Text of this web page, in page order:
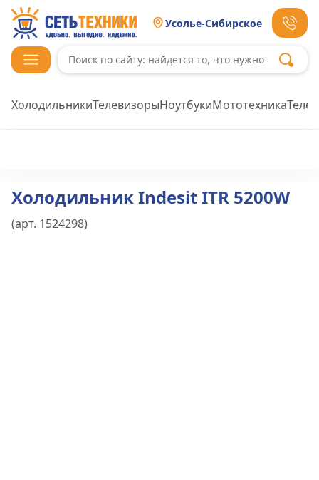
Усолье-Сибирское
ХолодильникиТелевизорыНоутбукиМототехника
Холодильник Indesit ITR 5200W
(арт. 1524298)